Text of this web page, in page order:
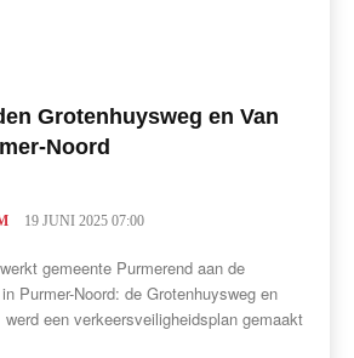
Grotenhuysweg en Van
Noord
19 JUNI 2025 07:00
gemeente Purmerend aan de
Purmer-Noord: de Grotenhuysweg en
een verkeersveiligheidsplan gemaakt